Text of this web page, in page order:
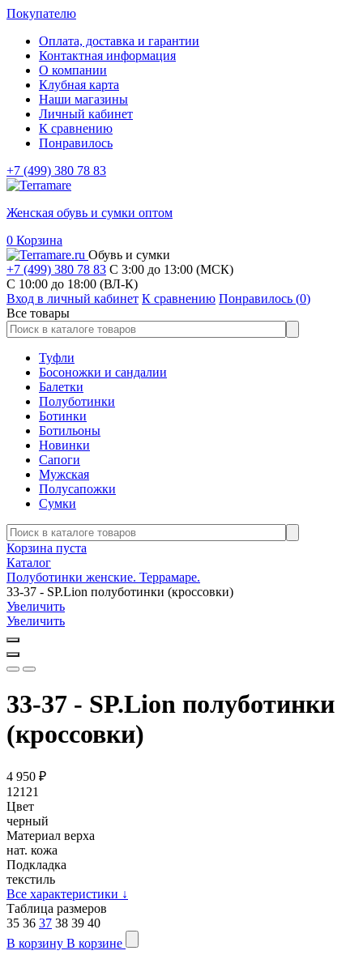
Покупателю
Оплата, доставка и гарантии
Контактная информация
О компании
Клубная карта
Наши магазины
Личный кабинет
К сравнению
Понравилось
+7 (499) 380 78 83
Женская обувь и сумки оптом
0 Корзина
Обувь и сумки
+7 (499) 380 78 83 С 3:00 до 13:00 (МСК)
C 10:00 до 18:00 (ВЛ-К)
Вход в личный кабинет К сравнению Понравилось (0)
Все товары
Туфли
Босоножки и сандалии
Балетки
Полуботинки
Ботинки
Ботильоны
Новинки
Сапоги
Мужская
Полусапожки
Сумки
Корзина пуста
Каталог
Полуботинки женские. Террамаре.
33-37 - SP.Lion полуботинки (кроссовки)
Увеличить
Увеличить
33-37 - SP.Lion полуботинки
(кроссовки)
4 950 ₽
12121
Цвет
черный
Материал верха
нат. кожа
Подкладка
текстиль
Все характеристики ↓
Таблица размеров
35 36 37 38 39 40
В корзину В корзине